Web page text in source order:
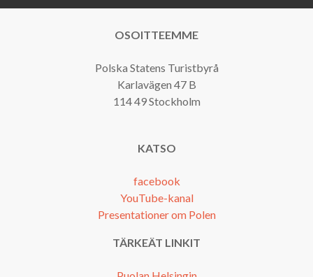
OSOITTEEMME
Polska Statens Turistbyrå
Karlavägen 47 B
114 49 Stockholm
KATSO
facebook
YouTube-kanal
Presentationer om Polen
TÄRKEÄT LINKIT